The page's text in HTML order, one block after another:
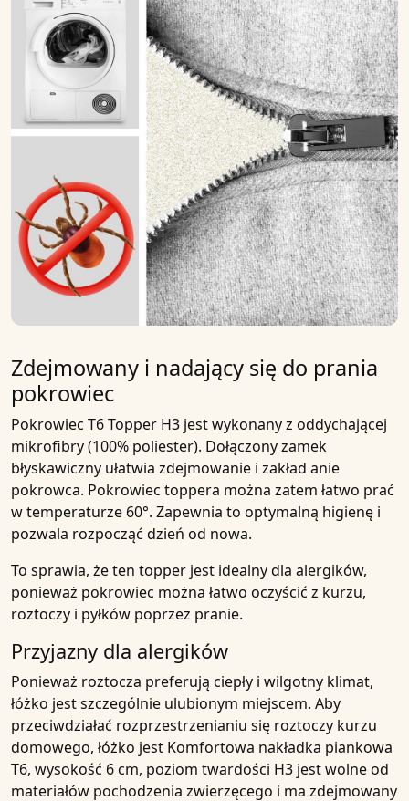
Zdejmowany i nadający się do prania
pokrowiec
Pokrowiec T6 Topper H3 jest wykonany z oddychającej
mikrofibry(100% poliester). Dołączony zamek
błyskawiczny ułatwia zdejmowanie i zakład anie
pokrowca. Pokrowiec toppera można zatem łatwo prać
w temperaturze 60°. Zapewnia to optymalną higienę i
pozwala rozpocząć dzień od nowa.
To sprawia, że ten topper jest idealny dla alergików,
ponieważ pokrowiec można łatwo oczyścić z kurzu,
roztoczy i pyłków poprzez pranie.
Przyjazny dla alergików
Ponieważ roztocza preferują ciepły i wilgotny klimat,
łóżko jest szczególnie ulubionym miejscem. Aby
przeciwdziałać rozprzestrzenianiu się roztoczy kurzu
domowego, łóżko jest Komfortowa nakładka piankowa
T6, wysokość 6 cm, poziom twardości H3 jest wolne od
materiałów pochodzenia zwierzęcego i ma zdejmowany